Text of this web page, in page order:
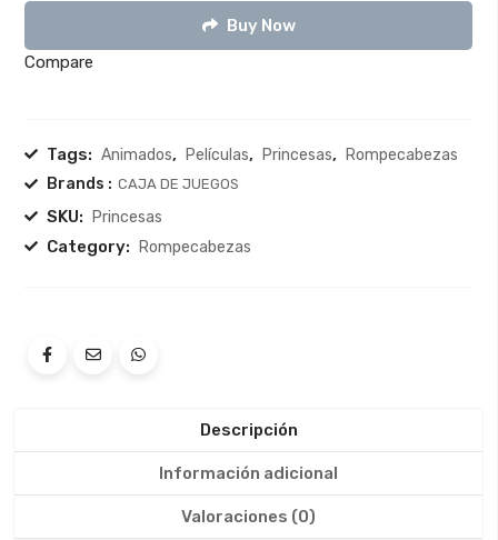
Buy Now
Compare
Tags: Animados, Películas, Princesas,
Rompecabezas
Brands : CAJA DE JUEGOS
SKU: Princesas
Category: Rompecabezas
Descripción
Información adicional
Valoraciones (0)